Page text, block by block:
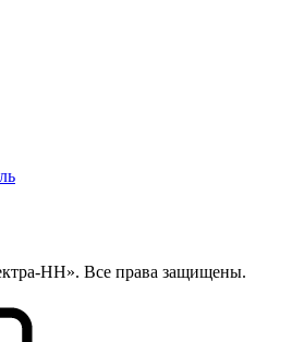
НН». Все права защищены.